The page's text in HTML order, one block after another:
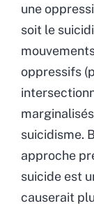
une
soit le
oppressifs
suicidisme.
approche
suicide est
causerait